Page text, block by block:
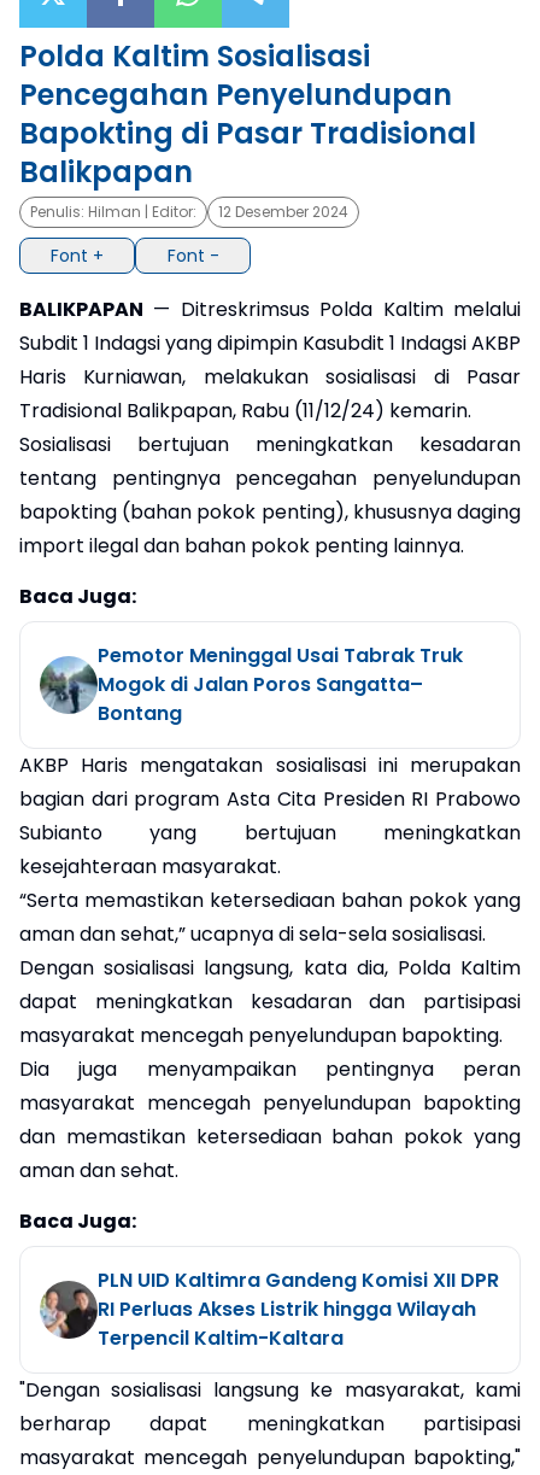
×
Polda Kaltim Sosialisasi
Pencegahan Penyelundupan
Bapokting di Pasar Tradisional
Balikpapan
Penulis: Hilman | Editor: 12 Desember 2024
Font + Font -
BALIKPAPAN — Ditreskrimsus Polda Kaltim melalui
Subdit 1 Indagsi yang dipimpin Kasubdit 1 Indagsi AKBP
Haris Kurniawan, melakukan sosialisasi di Pasar
Tradisional Balikpapan, Rabu (11/12/24) kemarin.
Sosialisasi bertujuan meningkatkan kesadaran
tentang pentingnya pencegahan penyelundupan
bapokting (bahan pokok penting), khususnya daging
import ilegal dan bahan pokok penting lainnya.
Baca Juga:
Pemotor Meninggal Usai Tabrak Truk
Mogok di Jalan Poros Sangatta–
Bontang
AKBP Haris mengatakan sosialisasi ini merupakan
bagian dari program Asta Cita Presiden RI Prabowo
Subianto yang bertujuan meningkatkan
kesejahteraan masyarakat.
“Serta memastikan ketersediaan bahan pokok yang
aman dan sehat,” ucapnya di sela-sela sosialisasi.
Dengan sosialisasi langsung, kata dia, Polda Kaltim
dapat meningkatkan kesadaran dan partisipasi
masyarakat mencegah penyelundupan bapokting.
Dia juga menyampaikan pentingnya peran
masyarakat mencegah penyelundupan bapokting
dan memastikan ketersediaan bahan pokok yang
aman dan sehat.
Baca Juga:
PLN UID Kaltimra Gandeng Komisi XII DPR
RI Perluas Akses Listrik hingga Wilayah
Terpencil Kaltim-Kaltara
"Dengan sosialisasi langsung ke masyarakat, kami
berharap dapat meningkatkan partisipasi
masyarakat mencegah penyelundupan bapokting,"